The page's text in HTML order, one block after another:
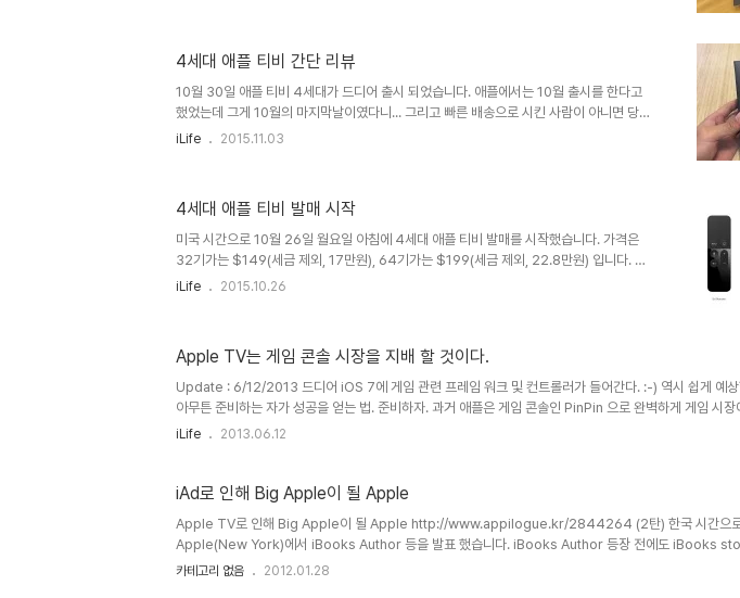
매하고 있습니다. 애플에서 더 싸게 파는건 또 처음 보네요. 간단한 스펙을 보면 블루투스
4.1(애플에서는 4.0으로 나와 있습니다.), 라이트닝 케이블로 전원 충전을 ..
4세대 애플 티비 간단 리뷰
10월 30일 애플 티비 4세대가 드디어 출시 되었습니다. 애플에서는 10월 출시를 한다고
했었는데 그게 10월의 마지막날이였다니... 그리고 빠른 배송으로 시킨 사람이 아니면 당일
배송은 받을수 없다고 나와 있으나 아주 일찍 주문한 사람은 10월 30일 금요일에 수령을
ㅠb 가격은 세금 제외 한 가격 기준으로 미국이 조금더 저렴합니다. 이전 포스팅 4세대 애
플 티비 발매 시작에서도 말했지만 가격은 32기가는 $149(세금 제외, 17만원)..
iLife 2015.11.03
4세대 애플 티비 발매 시작
미국 시간으로 10월 26일 월요일 아침에 4세대 애플 티비 발매를 시작했습니다. 가격은
32기가는 $149(세금 제외, 17만원), 64기가는 $199(세금 제외, 22.8만원) 입니다. 미
국, 영국, 캐나다, 유럽, 호주, 일본 이렇게 동시 발매를 하고 있습니다. 하지만 지금 당장 주
일~11월 4일에 받아 볼 수 있습니다. A8 CPU와 2기가 램을 사용하고 있습니다. 구성품은
애플 티비 4세대 본체, 가속도 센서와 자이..
iLife 2015.10.26
Apple TV는 게임 콘솔 시장을 지배 할 것이다.
Update : 6/12/2013 드디어 iOS 7에 게임 관련 프레임 워크 및 컨트롤러가 들어간다. :-) 역시 쉽게 예상
아무튼 준비하는 자가 성공을 얻는 법. 준비하자. 과거 애플은 게임 콘솔인 PinPin 으로 완벽하게 게임 시장
게임 시장이라는게 그냥 깡으로만 되는게 아니니 충분하게 그럴 결과가 나왔을 것이다. 요즘 콘솔 게임 시장
이 나타나서 Xbox로 성공을 거두고 있다...
iLife 2013.06.12
iAd로 인해 Big Apple이 될 Apple
Apple TV로 인해 Big Apple이 될 Apple http://www.appilogue.kr/2844264 (2탄) 한국 시간으
Apple(New York)에서 iBooks Author 등을 발표 했습니다. iBooks Author 등장 전에도 iBooks
는 나름 손쉽게 만들수 있었습니다. 여기서 다른시각으로 봐야할께. iBooks Author 등장으로 iBoos
카테고리 없음 2012.01.28